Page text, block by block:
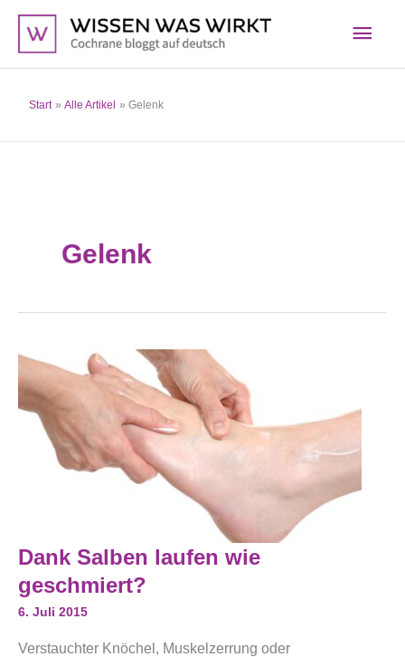
Inhalt
springen
Start Alle Artikel Gelenk
Gelenk
Dank Salben laufen wie
geschmiert?
6. Juli 2015
Verstauchter Knöchel, Muskelzerrung oder
Dank
Salben
Laufen
Wie
Geschmiert?